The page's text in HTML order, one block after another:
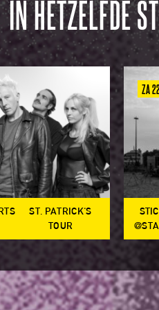
IN HETZELFDE
ST. PATRICK'S
TOUR
ZA